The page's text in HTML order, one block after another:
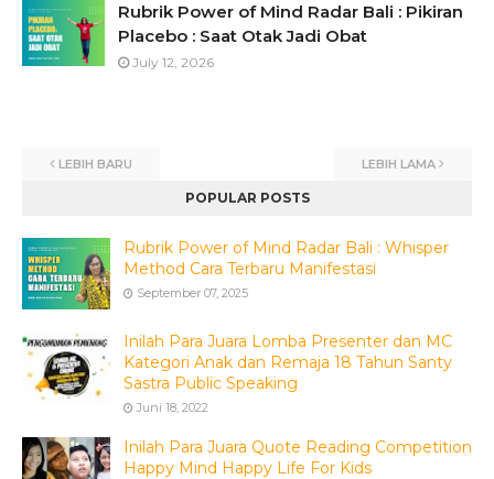
Rubrik Power of Mind Radar Bali : Pikiran
Placebo : Saat Otak Jadi Obat
July 12, 2026
LEBIH BARU LEBIH LAMA
POPULAR POSTS
Rubrik Power of Mind Radar Bali : Whisper
Method Cara Terbaru Manifestasi
September 07, 2025
Inilah Para Juara Lomba Presenter dan MC
Kategori Anak dan Remaja 18 Tahun Santy
Sastra Public Speaking
Juni 18, 2022
Inilah Para Juara Quote Reading Competition
Happy Mind Happy Life For Kids